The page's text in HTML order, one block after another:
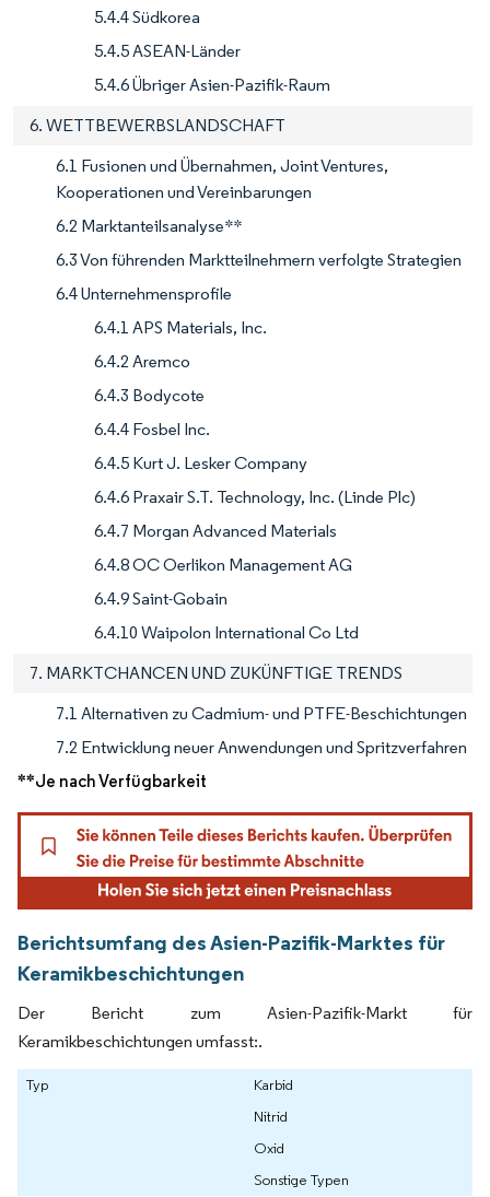
5.4.4 Südkorea
5.4.5 ASEAN-Länder
5.4.6 Übriger Asien-Pazifik-Raum
6. WETTBEWERBSLANDSCHAFT
6.1 Fusionen und Übernahmen, Joint Ventures,
Kooperationen und Vereinbarungen
6.2 Marktanteilsanalyse**
6.3 Von führenden Marktteilnehmern verfolgte Strategien
6.4 Unternehmensprofile
6.4.1 APS Materials, Inc.
6.4.2 Aremco
6.4.3 Bodycote
6.4.4 Fosbel Inc.
6.4.5 Kurt J. Lesker Company
6.4.6 Praxair S.T. Technology, Inc. (Linde Plc)
6.4.7 Morgan Advanced Materials
6.4.8 OC Oerlikon Management AG
6.4.9 Saint-Gobain
6.4.10 Waipolon International Co Ltd
7. MARKTCHANCEN UND ZUKÜNFTIGE TRENDS
7.1 Alternativen zu Cadmium- und PTFE-Beschichtungen
7.2 Entwicklung neuer Anwendungen und Spritzverfahren
**Je nach Verfügbarkeit
Berichtsumfang des Asien-Pazifik-Marktes für
Keramikbeschichtungen
Der Bericht zum Asien-Pazifik-Markt für
Keramikbeschichtungen umfasst:.
Typ
Karbid
Nitrid
Oxid
Sonstige Typen